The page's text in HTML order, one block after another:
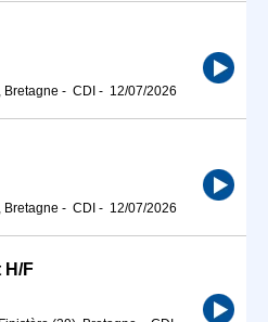
Bretagne - CDI - 12/07/2026
Bretagne - CDI - 12/07/2026
H/F